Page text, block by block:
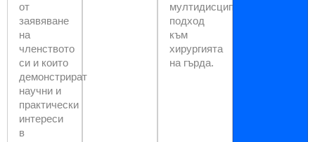
от
заявяване
на
членството
си и които
демонстрират
научни и
практически
интереси
в
мултидисциплинарния
подход
към
хирургията
на гърда.